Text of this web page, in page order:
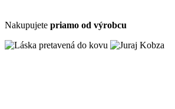
Nakupujete priamo od výrobcu